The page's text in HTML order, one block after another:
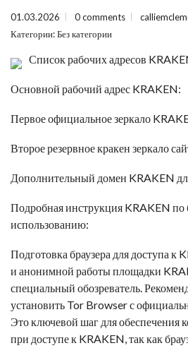
01.03.2026 0 comments
Категории:Без категории
Список рабочих адресов
Основной рабочий адрес KRAKEN:
Первое официальное зеркало
Второе резервноекракен зеркало
Дополнительный домен KRAKEN
Подробная инструкция KRAKEN по
использованию:
Подготовка браузера для доступа к
и анонимной работы площадки
специальный обозреватель.
установить Tor Browser с
Это ключевой шаг для обеспечения
при доступе к KRAKEN, так как